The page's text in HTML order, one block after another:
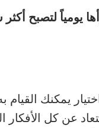
يمكنك
عن كل الأفكار